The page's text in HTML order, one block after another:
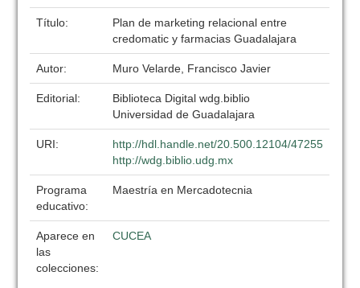
Título:
Plan de marketing relacional entre
credomatic y farmacias Guadalajara
Autor: Muro Velarde, Francisco Javier
Editorial:
Biblioteca Digital wdg.biblio
Universidad de Guadalajara
URI:
http://hdl.handle.net/20.500.12104/47255
http://wdg.biblio.udg.mx
Programa
educativo:
Maestría en Mercadotecnia
Aparece en
las
colecciones:
CUCEA